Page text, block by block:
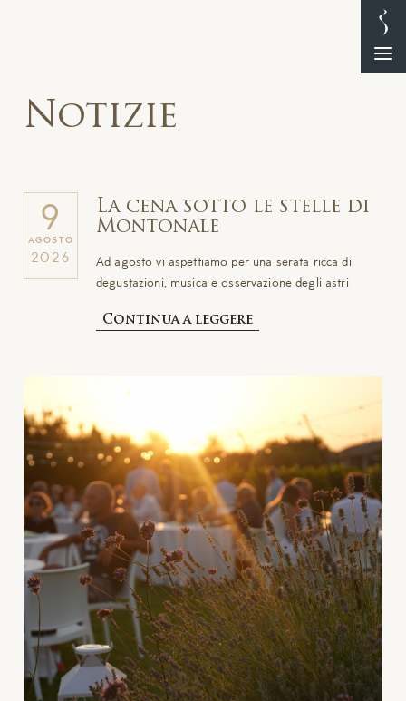
Notizie
9
AGOSTO
2026
La cena sotto le stelle di
Montonale
Ad agosto vi aspettiamo per una serata ricca di
degustazioni, musica e osservazione degli astri
Continua a leggere